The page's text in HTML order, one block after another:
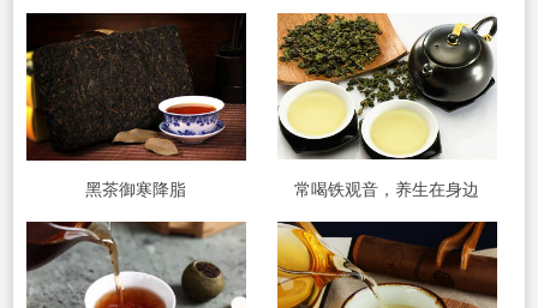
黑茶御寒降脂 常喝铁观音，养生在身边